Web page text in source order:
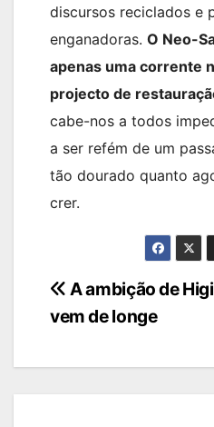
discursos reciclados e
enganadoras. O Neo-
apenas uma corrente
projecto de
cabe-nos a todos
a ser refém de um
tão dourado quanto
crer.
Navegação
de
artigos
A ambição de
vem de longe